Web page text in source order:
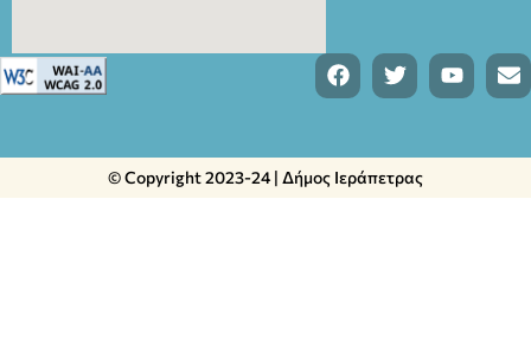
© Copyright 2023-24 | Δήμος Ιεράπετρας